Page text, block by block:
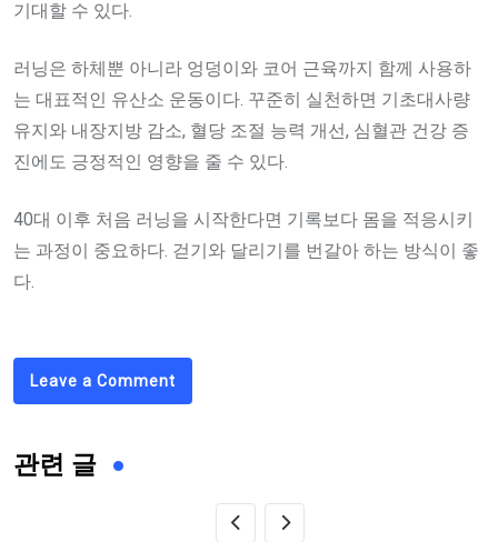
기대할 수 있다.
러닝은 하체뿐 아니라 엉덩이와 코어 근육까지 함께 사용하
는 대표적인 유산소 운동이다. 꾸준히 실천하면 기초대사량
유지와 내장지방 감소, 혈당 조절 능력 개선, 심혈관 건강 증
진에도 긍정적인 영향을 줄 수 있다.
40대 이후 처음 러닝을 시작한다면 기록보다 몸을 적응시키
는 과정이 중요하다. 걷기와 달리기를 번갈아 하는 방식이 좋
다.
Leave a Comment
관련 글